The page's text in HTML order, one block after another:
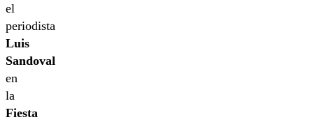
el
periodista
Luis
Sandoval
en
la
Fiesta